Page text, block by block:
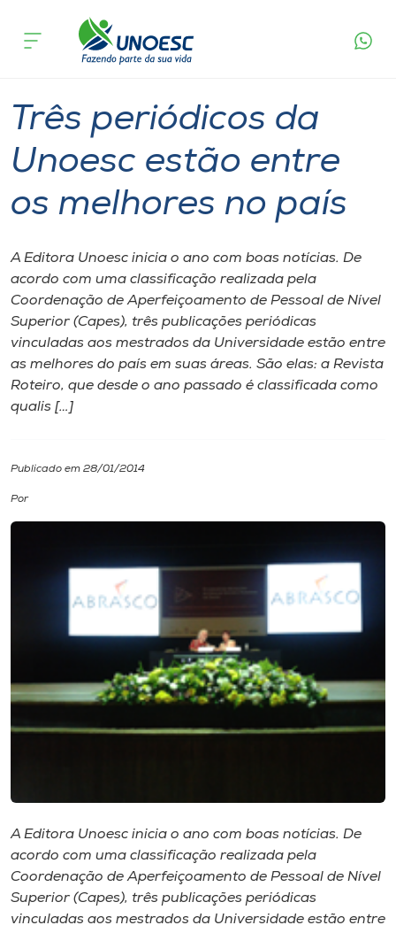
Cursos
Pesquisa
Atendimento ao Estudante
Portal de Ensino
A
Unoesc
Internacionalização
Biblioteca
Editora
Museu
Unoesc
Store
acontece
Três periódicos da
Unoesc estão entre
os melhores no país
A Editora Unoesc inicia o ano com boas notícias. De
acordo com uma classificação realizada pela
Coordenação de Aperfeiçoamento de Pessoal de Nível
Superior (Capes), três publicações periódicas
vinculadas aos mestrados da Universidade estão entre
as melhores do país em suas áreas. São elas: a Revista
Roteiro, que desde o ano passado é classificada como
qualis […]
Publicado em 28/01/2014
Por
A Editora Unoesc inicia o ano com boas notícias. De
acordo com uma classificação realizada pela
Coordenação de Aperfeiçoamento de Pessoal de Nível
Superior (Capes), três publicações periódicas
vinculadas aos mestrados da Universidade estão entre